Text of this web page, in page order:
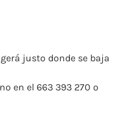
justo donde se baja
en el 663 393 270 o